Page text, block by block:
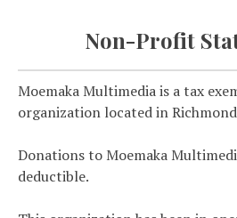
Non-Profit
Moemaka Multimedia is a tax
organization located in
Donations to Moemaka
deductible.